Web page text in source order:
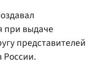
при выдаче
представителей
России.